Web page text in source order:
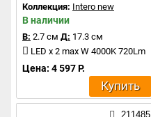
Коллекция: Intero new
В наличии
В: 2.7 см Д: 17.3 см
LED x 2 max W 4000K 720Lm
Цена: 4 597 Р.
Купить
211485